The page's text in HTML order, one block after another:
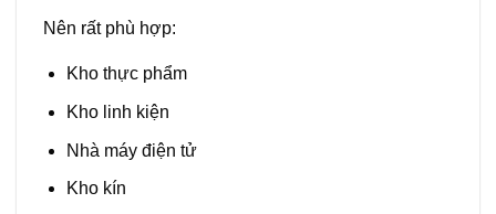
Nên rất phù hợp:
Kho thực phẩm
Kho linh kiện
Nhà máy điện tử
Kho kín